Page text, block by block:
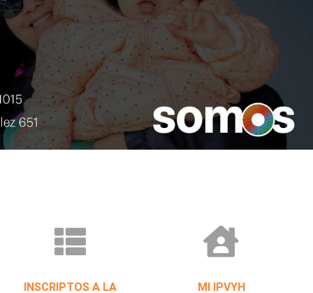
INSCRIPTOS A LA
MI IPVYH